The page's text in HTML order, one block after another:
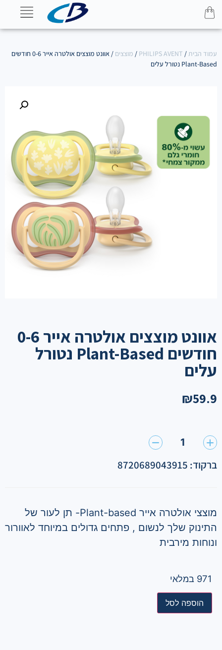
עמוד הבית/
PHILIPS AVENT
/ מוצצים
/ אוונט מוצצים אולטרה אייר 0-6 חודשים
Plant-Based נטורל עלים
אוונט מוצצים אולטרה אייר 0-6
חודשים Plant-Based נטורל
עלים
₪59.9
1
ברקוד: 8720689043915
מוצצי אולטרה אייר Plant-based- תן לעור של
התינוק שלך לנשום , פתחים גדולים במיוחד לאוורור
ונוחות מירבית
971 במלאי
הוספה לסל